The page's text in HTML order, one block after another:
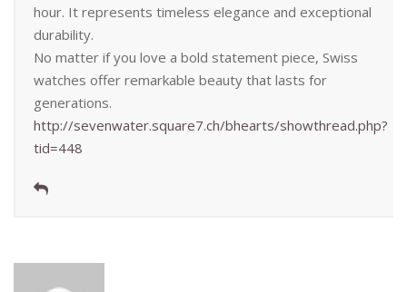
hour. It represents timeless elegance and exceptional
durability.
No matter if you love a bold statement piece, Swiss
watches offer remarkable beauty that lasts for
generations.
http://sevenwater.square7.ch/bhearts/showthread.php?
tid=448